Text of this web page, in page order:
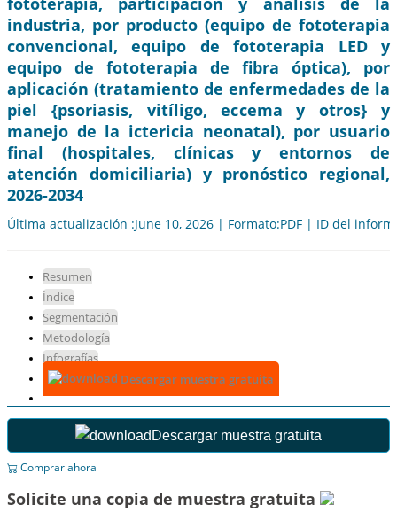
industria, por producto (equipo de fototerapia
convencional, equipo de fototerapia LED y
equipo de fototerapia de fibra óptica), por
aplicación (tratamiento de enfermedades de la
piel {psoriasis, vitíligo, eccema y otros} y
manejo de la ictericia neonatal), por usuario
final (hospitales, clínicas y entornos de
atención domiciliaria) y pronóstico regional,
2026-2034
Última actualización :June 10, 2026 | Formato:PDF | ID del
Resumen
Índice
Segmentación
Metodología
Infografías
Descargar muestra gratuita
Descargar muestra gratuita
Comprar ahora
Solicite una copia de muestra gratuita